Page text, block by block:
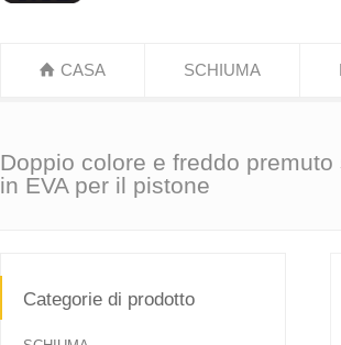
CASA SCHIUMA
Doppio colore e freddo premuto
in EVA per il pistone
Categorie di prodotto